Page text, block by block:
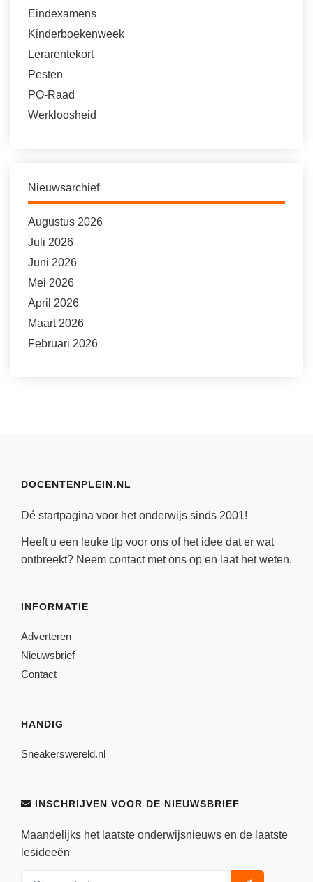
Eindexamens
Kinderboekenweek
Lerarentekort
Pesten
PO-Raad
Werkloosheid
Nieuwsarchief
Augustus 2026
Juli 2026
Juni 2026
Mei 2026
April 2026
Maart 2026
Februari 2026
DOCENTENPLEIN.NL
Dé startpagina voor het onderwijs sinds 2001!
Heeft u een leuke tip voor ons of het idee dat er wat
ontbreekt? Neem contactmet ons op en laat het weten.
INFORMATIE
Adverteren
Nieuwsbrief
Contact
HANDIG
Sneakerswereld.nl
INSCHRIJVEN VOOR DE NIEUWSBRIEF
Maandelijks het laatste onderwijsnieuws en de laatste
lesideeën